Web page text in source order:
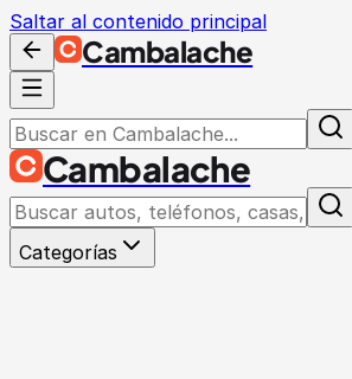
Saltar al contenido principal
Cambalache
Cambalache
Categorías